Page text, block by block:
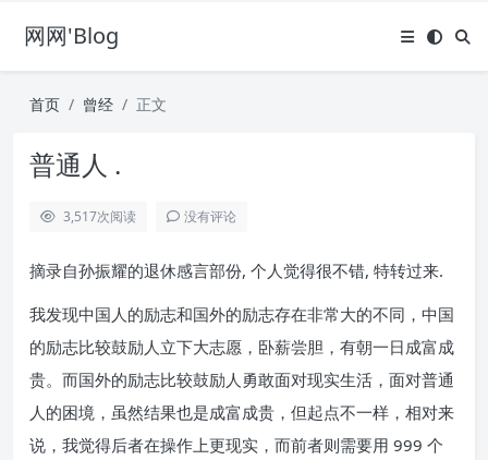
网网'Blog
首页 曾经 正文
普通人 .
3,517次阅读 没有评论
摘录自孙振耀的退休感言部份, 个人觉得很不错, 特转过来.
我发现中国人的励志和国外的励志存在非常大的不同，中国
的励志比较鼓励人立下大志愿，卧薪尝胆，有朝一日成富成
贵。而国外的励志比较鼓励人勇敢面对现实生活，面对普通
人的困境，虽然结果也是成富成贵，但起点不一样，相对来
说，我觉得后者在操作上更现实，而前者则需要用 999 个